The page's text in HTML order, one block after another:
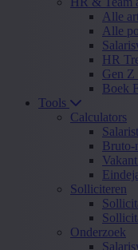
Alle
Alle
HR
Gen Z
Boek
Tools
Calculators
Bruto-
Solliciteren
Onderzoek